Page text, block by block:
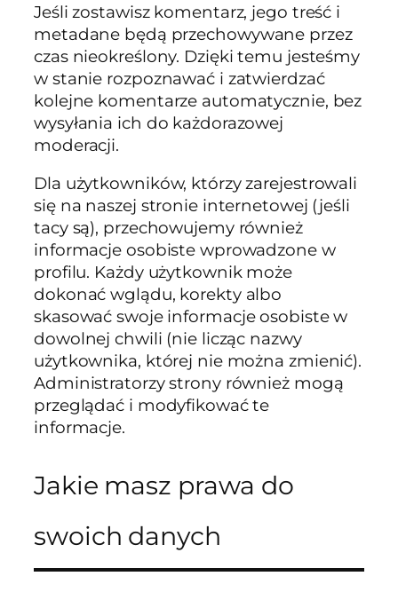
Jeśli zostawisz komentarz, jego treść i
metadane będą przechowywane przez
czas nieokreślony. Dzięki temu jesteśmy
w stanie rozpoznawać i zatwierdzać
kolejne komentarze automatycznie, bez
wysyłania ich do każdorazowej
moderacji.
Dla użytkowników, którzy zarejestrowali
się na naszej stronie internetowej (jeśli
tacy są), przechowujemy również
informacje osobiste wprowadzone w
profilu. Każdy użytkownik może
dokonać wglądu, korekty albo
skasować swoje informacje osobiste w
dowolnej chwili (nie licząc nazwy
użytkownika, której nie można zmienić).
Administratorzy strony również mogą
przeglądać i modyfikować te
informacje.
Jakie masz prawa do
swoich danych